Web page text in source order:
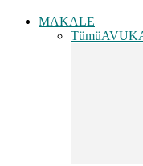
MAKALE
Tümü